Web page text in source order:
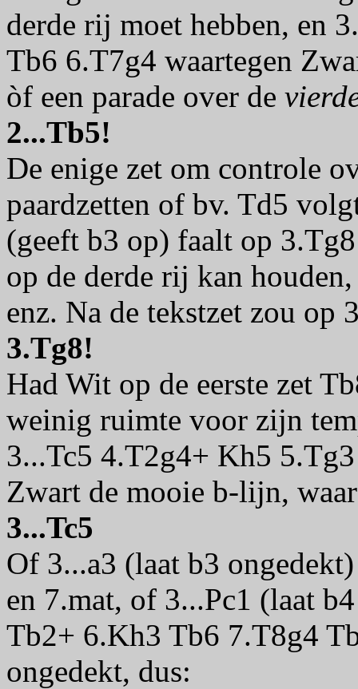
derde rij moet hebben, en
Tb6 6.T7g4 waartegen
òf een parade over de
2...Tb5!
De enige zet om controle
paardzetten of bv. Td5
(geeft b3 op) faalt op
op de derde rij kan
enz. Na de tekstzet zou
3.Tg8!
Had Wit op de eerste zet
weinig ruimte voor zijn
3...Tc5 4.T2g4+ Kh5
Zwart de mooie b-lijn,
3...Tc5
Of 3...a3 (laat b3
en 7.mat, of 3...Pc1 (laat
Tb2+ 6.Kh3 Tb6 7.T8g4
ongedekt, dus: